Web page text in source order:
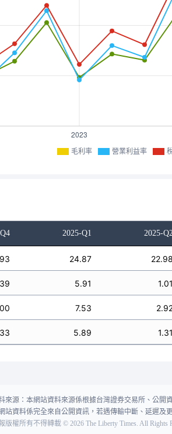
毛利率 營業利益率
2025-Q1 2025-
24.87 22.98
5.91 1.01
7.53
5.89 1.31
來源：本網站資料來源係根據台灣證券交易所、公開
站資料係完全來自公開資訊，若遇傳輸中斷、延遲及
版權所有不得轉載 © 2026 The Liberty Times. All Rights